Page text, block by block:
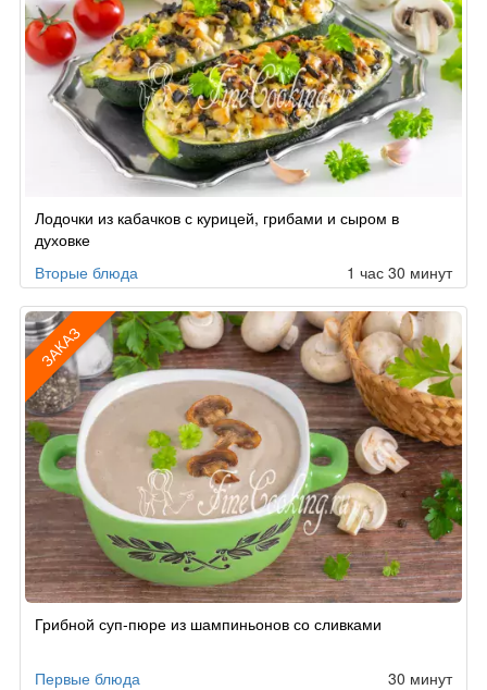
Лодочки из кабачков с курицей, грибами и сыром в
духовке
Вторые блюда
1 час 30 минут
ЗАКАЗ
поГрибной суп-пюре из шампиньонов со сливками
Первые блюда 30 минут